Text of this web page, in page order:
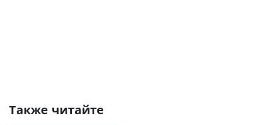
Также читайте